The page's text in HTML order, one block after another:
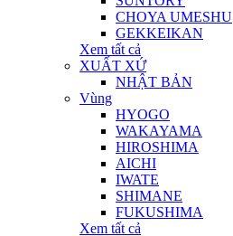
CHOYA UMESHU
GEKKEIKAN
Xem tất cả
XUẤT XỨ
NHẬT BẢN
Vùng
HYOGO
WAKAYAMA
HIROSHIMA
AICHI
IWATE
SHIMANE
FUKUSHIMA
Xem tất cả